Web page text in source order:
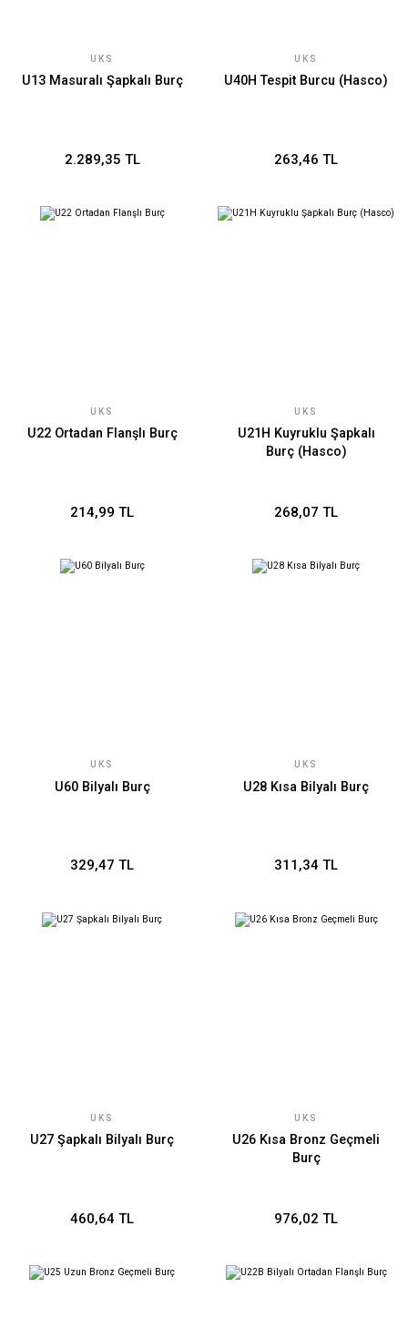
UKS
U13 Masuralı Şapkalı Burç
2.289,35 TL
UKS
U40H Tespit Burcu (Hasco)
263,46 TL
UKS
U22 Ortadan Flanşlı Burç
214,99 TL
UKS
U21H Kuyruklu Şapkalı
Burç (Hasco)
268,07 TL
UKS
U60 Bilyalı Burç
329,47 TL
UKS
U28 Kısa Bilyalı Burç
311,34 TL
UKS
U27 Şapkalı Bilyalı Burç
460,64 TL
UKS
U26 Kısa Bronz Geçmeli
Burç
976,02 TL